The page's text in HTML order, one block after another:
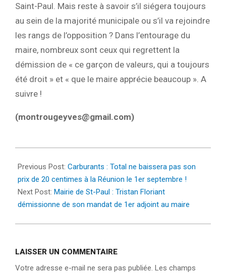
Saint-Paul. Mais reste à savoir s’il siégera toujours
au sein de la majorité municipale ou s’il va rejoindre
les rangs de l’opposition ? Dans l’entourage du
maire, nombreux sont ceux qui regrettent la
démission de « ce garçon de valeurs, qui a toujours
été droit » et « que le maire apprécie beaucoup ». A
suivre !
(montrougeyves@gmail.com)
08-
30
Previous Post: Carburants : Total ne baissera pas son
prix de 20 centimes à la Réunion le 1er septembre !
Next Post: Mairie de St-Paul : Tristan Floriant
démissionne de son mandat de 1er adjoint au maire
LAISSER UN COMMENTAIRE
Votre adresse e-mail ne sera pas publiée. Les champs